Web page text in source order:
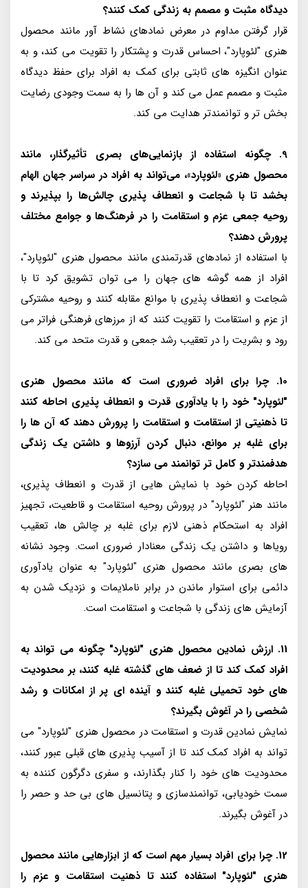
دیدگاه مثبت و مصمم به زندگی کمک کنند؟
قرار گرفتن مداوم در معرض نمادهای نشاط آور مانند محصول
هنری "لئوپارد"، احساس قدرت و پشتکار را تقویت می کند، و به
عنوان انگیزه های ثابتی برای کمک به افراد برای حفظ دیدگاه
مثبت و مصمم عمل می کند و آن ها را به سمت وجودی رضایت
بخش تر و توانمندتر هدایت می کند.
9. چگونه استفاده از بازنمایی‌های بصری تأثیرگذار، مانند
محصول هنری «لئوپارد»، می‌تواند به افراد در سراسر جهان الهام
بخشد تا با شجاعت و انعطاف پذیری چالش‌ها را بپذیرند و
روحیه جمعی عزم و استقامت را در فرهنگ‌ها و جوامع مختلف
پرورش دهند؟
با استفاده از نمادهای قدرتمندی مانند محصول هنری "لئوپارد"،
افراد از همه گوشه های جهان را می توان تشویق کرد تا با
شجاعت و انعطاف پذیری با موانع مقابله کنند و روحیه مشترکی
از عزم و استقامت را تقویت کنند که از مرزهای فرهنگی فراتر می
رود و بشریت را در تعقیب رشد جمعی و قدرت متحد می کند.
10. چرا برای افراد ضروری است که مانند محصول هنری
"لئوپارد" خود را با یادآوری قدرت و انعطاف پذیری احاطه کنند
تا ذهنیتی از استقامت و استقامت را پرورش دهند که آن ها را
برای غلبه بر موانع، دنبال کردن آرزوها و داشتن یک زندگی
هدفمندتر و کامل تر توانمند می سازد؟
احاطه کردن خود با نمایش هایی از قدرت و انعطاف پذیری،
مانند هنر "لئوپارد" در پرورش روحیه استقامت و قاطعیت، تجهیز
افراد به استحکام ذهنی لازم برای غلبه بر چالش ها، تعقیب
رویاها و داشتن یک زندگی معنادار ضروری است. وجود نشانه
های بصری مانند محصول هنری "لئوپارد" به عنوان یادآوری
دائمی برای استوار ماندن در برابر ناملایمات و نزدیک شدن به
آزمایش های زندگی با شجاعت و استقامت است.
11. ارزش نمادین محصول هنری "لئوپارد" چگونه می تواند به
افراد کمک کند تا از ضعف های گذشته غلبه کنند، بر محدودیت
های خود تحمیلی غلبه کنند و آینده ای پر از امکانات و رشد
شخصی را در آغوش بگیرند؟
نمایش نمادین قدرت و استقامت در محصول هنری "لئوپارد" می
تواند به افراد کمک کند تا از آسیب پذیری های قبلی عبور کنند،
محدودیت های خود را کنار بگذارند، و سفری دگرگون کننده به
سمت خودیابی، توانمندسازی و پتانسیل های بی حد و حصر را
در آغوش بگیرند.
12. چرا برای افراد بسیار مهم است که از ابزارهایی مانند محصول
هنری "لئوپارد" استفاده کنند تا ذهنیت استقامت و عزم را